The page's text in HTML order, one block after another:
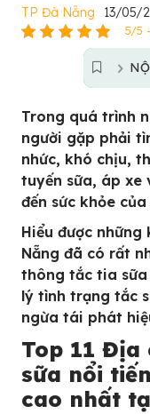
TP Đà Nẵng 13/05/
5/5
Trong quá trình
người gặp phải
nhức, khó chịu,
tuyến sữa, áp xe
đến sức khỏe
Hiểu được
Nẵng đã có rất
thông tắc tia
lý tình trạng tắc
ngừa tái phát
Top 11
sữa nổi
cao nhất